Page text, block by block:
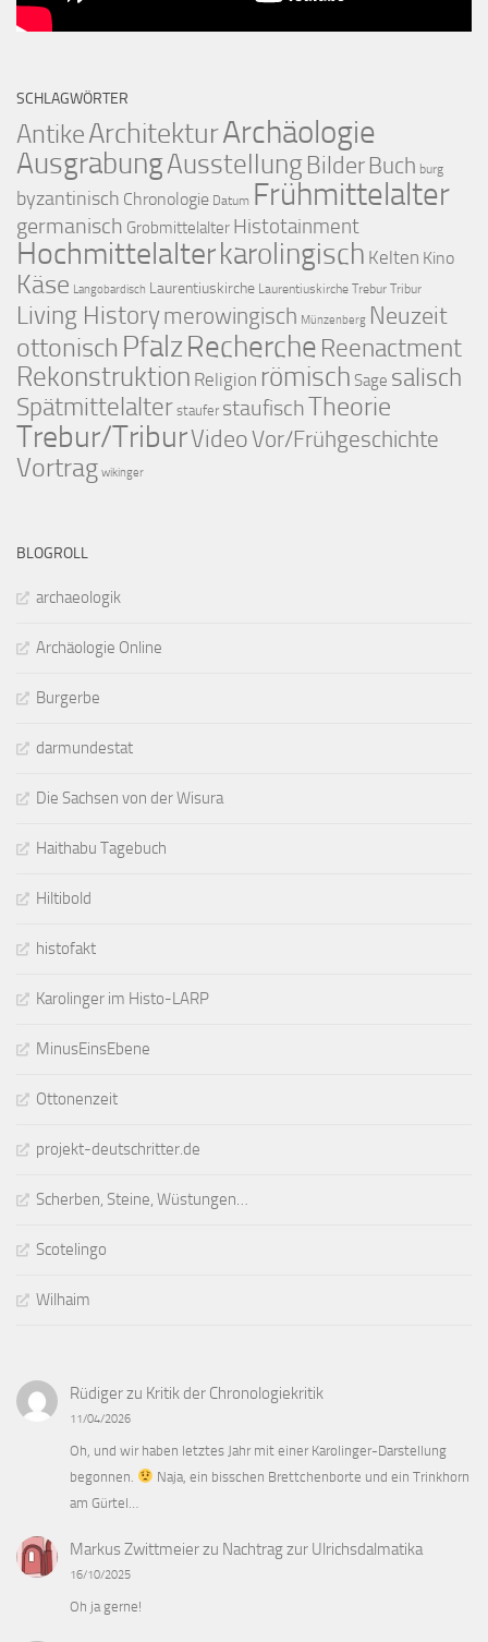
SCHLAGWÖRTER
AntikeArchitekturArchäologie
AusgrabungAusstellungBilder Buch burg
byzantinisch Chronologie Datum Frühmittelalter
germanisch Grobmittelalter Histotainment
Hochmittelalterkarolingisch Kelten Kino
Käse Langobardisch Laurentiuskirche Laurentiuskirche Trebur Tribur
Living Historymerowingisch Münzenberg Neuzeit
ottonisch PfalzRecherche Reenactment
Rekonstruktion Religion römisch Sage salisch
Spätmittelalter staufer staufischTheorie
Trebur/TriburVideoVor/Frühgeschichte
Vortrag wikinger
BLOGROLL
archaeologik
Archäologie Online
Burgerbe
darmundestat
Die Sachsen von der Wisura
Haithabu Tagebuch
Hiltibold
histofakt
Karolinger im Histo-LARP
MinusEinsEbene
Ottonenzeit
projekt-deutschritter.de
Scherben, Steine, Wüstungen…
Scotelingo
Wilhaim
Rüdigerzu Kritik der Chronologiekritik
11/04/2026
Oh, und wir haben letztes Jahr mit einer Karolinger-Darstellung
begonnen.
Naja, ein bisschen Brettchenborte und ein Trinkhorn
am Gürtel…
Markus Zwittmeierzu Nachtrag zur Ulrichsdalmatika
16/10/2025
Oh ja gerne!